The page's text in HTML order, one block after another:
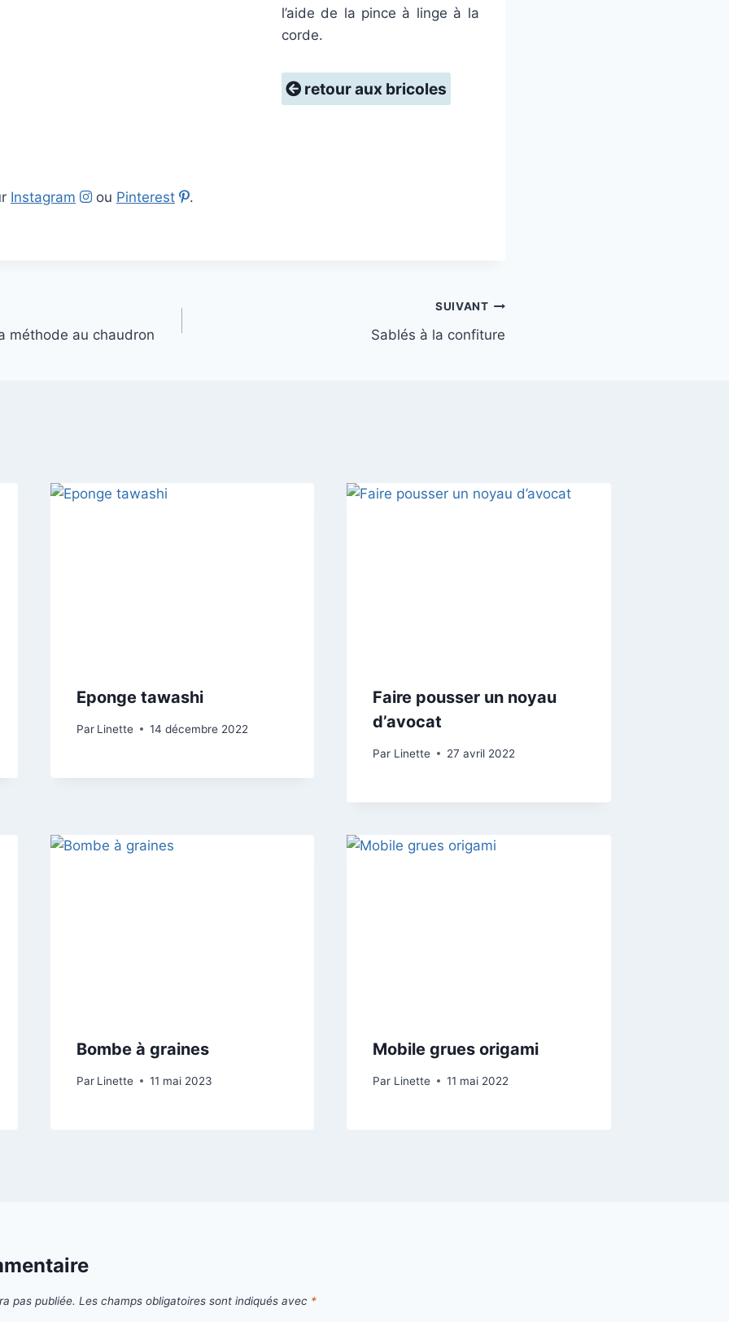
l’aide de la pince à linge à la
corde.
retour aux bricoles
Instagram ou Pinterest .
méthode au chaudron
SUIVANT
Sablés à la confiture
Eponge tawashi
Par Linette 14 décembre 2022
Faire pousser un noyau
d’avocat
Par Linette 27 avril 2022
Bombe à graines
Par Linette 11 mai 2023
Mobile grues origami
Par Linette 11 mai 2022
pas publiée. Les champs obligatoires sont indiqués avec *